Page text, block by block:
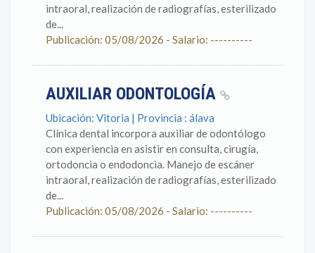
intraoral, realización de radiografías, esterilizado
de...
Publicación: 05/08/2026 - Salario: ----------
AUXILIAR ODONTOLOGÍA
Ubicación: Vitoria | Provincia : álava
Clínica dental incorpora auxiliar de odontólogo
con experiencia en asistir en consulta, cirugía,
ortodoncia o endodoncia. Manejo de escáner
intraoral, realización de radiografías, esterilizado
de...
Publicación: 05/08/2026 - Salario: ----------